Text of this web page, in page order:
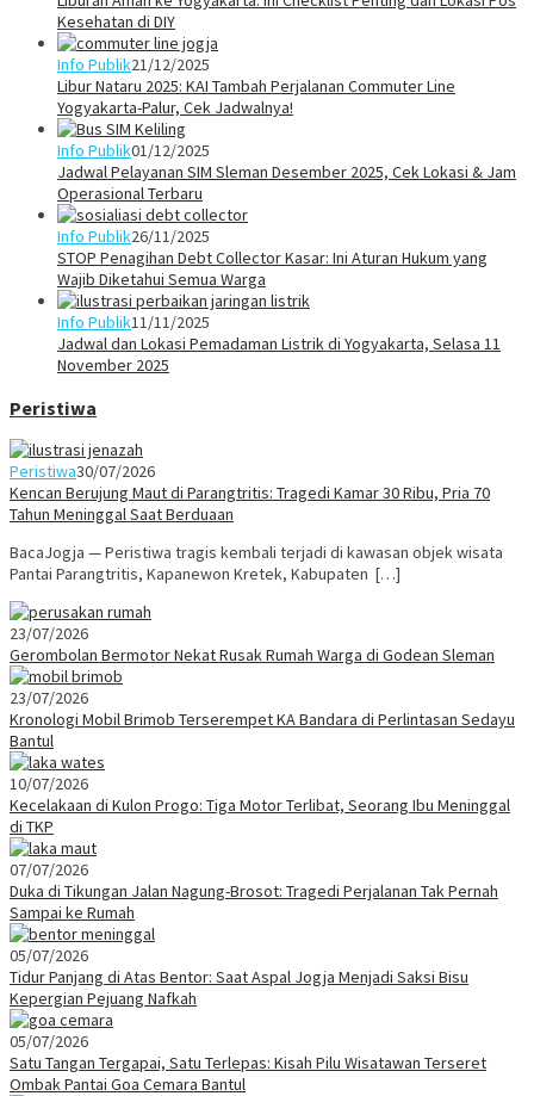
Kesehatan di DIY
Info Publik21/12/2025
Libur Nataru 2025: KAI Tambah Perjalanan Commuter Line
Yogyakarta-Palur, Cek Jadwalnya!
Info Publik01/12/2025
Jadwal Pelayanan SIM Sleman Desember 2025, Cek Lokasi & Jam
Operasional Terbaru
Info Publik26/11/2025
STOP Penagihan Debt Collector Kasar: Ini Aturan Hukum yang
Wajib Diketahui Semua Warga
Info Publik11/11/2025
Jadwal dan Lokasi Pemadaman Listrik di Yogyakarta, Selasa 11
November 2025
Peristiwa
Peristiwa30/07/2026
Kencan Berujung Maut di Parangtritis: Tragedi Kamar 30 Ribu, Pria 70
Tahun Meninggal Saat Berduaan
BacaJogja — Peristiwa tragis kembali terjadi di kawasan objek wisata
Pantai Parangtritis, Kapanewon Kretek, Kabupaten […]
23/07/2026
Gerombolan Bermotor Nekat Rusak Rumah Warga di Godean Sleman
23/07/2026
Kronologi Mobil Brimob Terserempet KA Bandara di Perlintasan Sedayu
Bantul
10/07/2026
Kecelakaan di Kulon Progo: Tiga Motor Terlibat, Seorang Ibu Meninggal
di TKP
07/07/2026
Duka di Tikungan Jalan Nagung-Brosot: Tragedi Perjalanan Tak Pernah
Sampai ke Rumah
05/07/2026
Tidur Panjang di Atas Bentor: Saat Aspal Jogja Menjadi Saksi Bisu
Kepergian Pejuang Nafkah
05/07/2026
Satu Tangan Tergapai, Satu Terlepas: Kisah Pilu Wisatawan Terseret
Ombak Pantai Goa Cemara Bantul